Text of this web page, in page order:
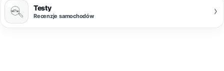
Testy
Recenzje samochodów ›